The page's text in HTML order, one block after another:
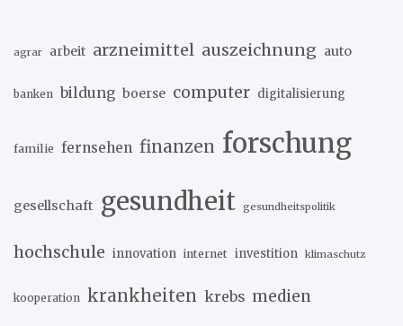
agrar arbeit arzneimittel auszeichnung auto
banken bildung boerse computer digitalisierung
familie fernsehen finanzen forschung
gesellschaft gesundheit gesundheitspolitik
hochschule innovation internet investition klimaschutz
kooperation krankheiten krebs medien